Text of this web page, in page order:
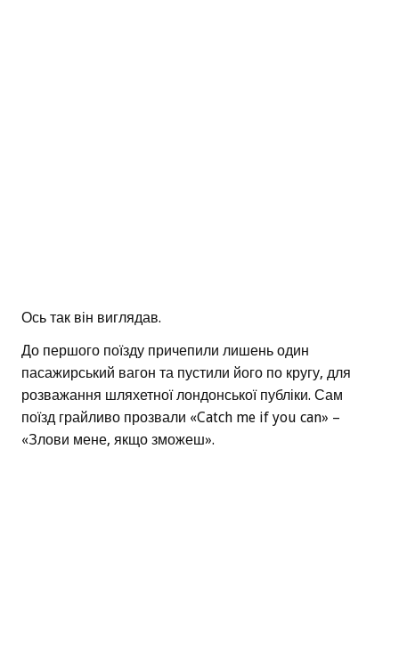
Ось так він виглядав.
До першого поїзду причепили лишень один
пасажирський вагон та пустили його по кругу, для
розважання шляхетної лондонської публіки. Сам
поїзд грайливо прозвали «Catch me if you can» –
«Злови мене, якщо зможеш».